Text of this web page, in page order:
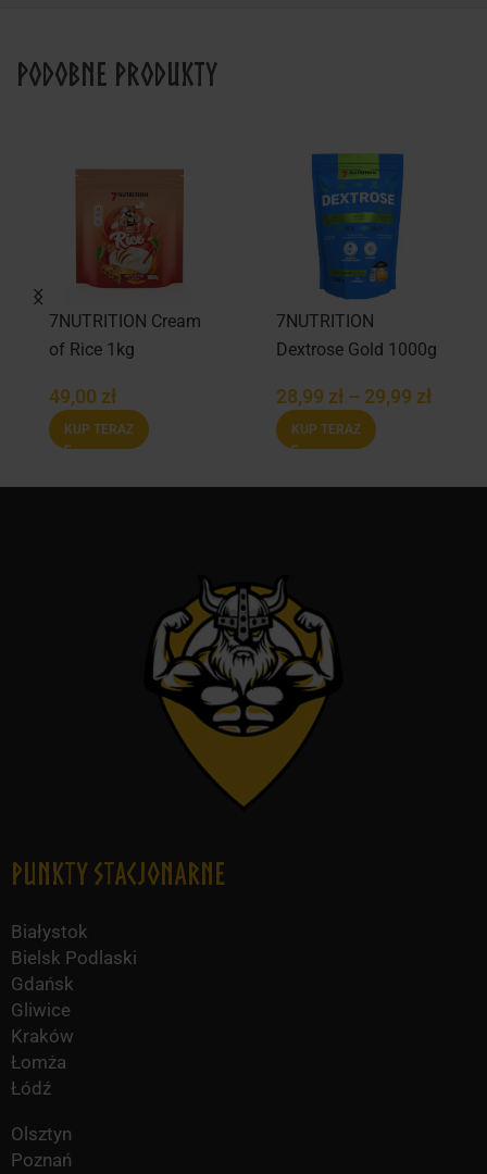
Podobne produkty
7NUTRITION Cream
of Rice 1kg
49,00 zł
KUP TERAZ
7NUTRITION
Dextrose Gold 1000g
28,99 zł – 29,99 zł
KUP TERAZ
Punkty Stacjonarne
Białystok
Bielsk Podlaski
Gdańsk
Gliwice
Kraków
Łomża
Łódź
Olsztyn
Poznań